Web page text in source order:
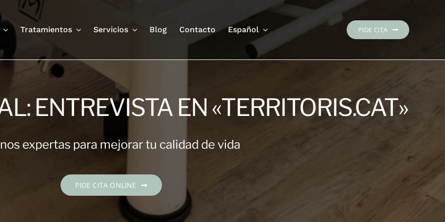
Tratamientos Servicios Blog Contacto Español PIDE CITA
ENTREVISTA EN «TERRITORIS.CAT»
expertas para mejorar tu calidad de vida
PIDE CITA ONLINE